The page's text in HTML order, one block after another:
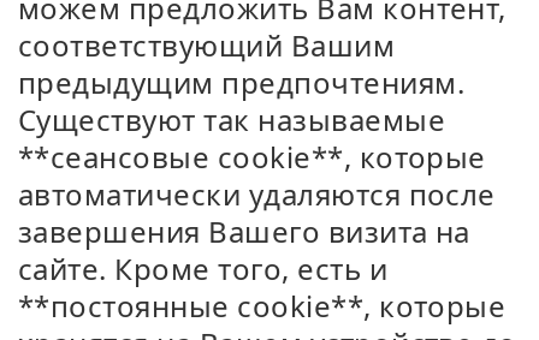
соответствующий Вашим
предыдущим предпочтениям.
Существуют так называемые
**сеансовые cookie**, которые
автоматически удаляются после
завершения Вашего визита на
сайте. Кроме того, есть и
**постоянные cookie**, которые